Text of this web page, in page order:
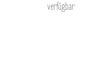
verfügbar